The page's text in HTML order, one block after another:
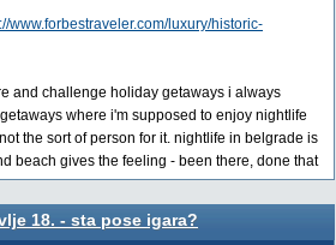
www.forbestraveler.com/luxury/historic-
and challenge holiday getaways i always
where i'm supposed to enjoy nightlife
the sort of person for it. nightlife in belgrade is
beach gives the feeling - been there, done that
18. - sta pose igara?